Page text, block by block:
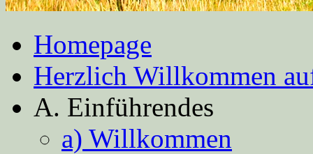
Homepage
Herzlich Willkommen
A. Einführendes
a) Willkommen